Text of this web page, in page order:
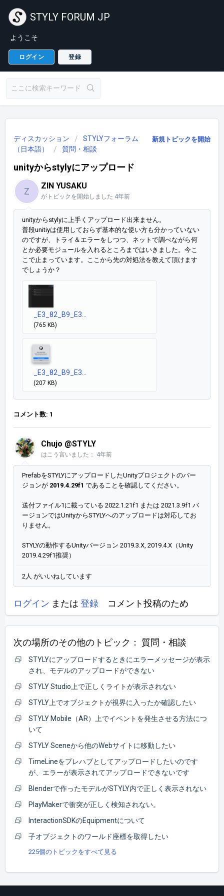
STYLY FORUM JP
ようこそ
ログイン 登録
新規トピックを開始
ディスカッション
STYLYフォーラム
（日本語）
質問・相談
unityからstylyにアップロード
Z
ZIN YUSAKU
がトピックを開始しました 4年前
unityからstylyに上手くアップロード出来ません。
普段unitiyは使用しておらず基本的な使い方も分かっていない
のですが、トライ＆エラーをしつつ、ネットで調べながら何
とか必要モジュールを入れるところまではいきました。今こ
こで止まっています。ここから先の対処法を教えて頂けます
でしょうか？
_E3_82_B9_E3...
(765 KB)
_E3_82_B9_E3...
(207 KB)
コメント数: 1
Chujo @STYLY
はこう言いました： 4年前
PrefabをSTYLYにアップロードしたUnityプロジェクトのバー
ジョンが 2019.4.29f1 であることを確認してください。
送付ファイル1に載っている 2022.1.21f1 または 2021.3.9f1 バ
ージョンではUnityからSTYLYへのアップロードは対応してお
りません。
STYLYの動作するUnityバージョン 2019.3.X, 2019.4.X（Unity
2019.4.29f1推奨）
2人 がいいねしています
ログイン または 登録 コメント投稿のため
次の場所のその他のトピック： 質問・相談
STYLYにアップロードするときにエラーメッセージが表示
され、モデルのアップロードができない
STYLY Studio上で正しくライトが表示されない
STYLY上でオブジェクトが視界に入ったか確認したい
STYLY Mobile（AR）上でイベントを発生させる方法につ
いて
STYLY Sceneから他のWebサイトに移動したい
TimeLineをプレハブとしてアップロードしたいのです
が、エラーが表示されてアップロードできないです
Blenderで作ったモデルがSTYLY内で正しく表示されない
PlayMakerで衝突が正しく検知されない。
InteractionSDKのEquipmentについて
子オブジェクトのワールド座標を取得したい
225個のトピックをすべて見る